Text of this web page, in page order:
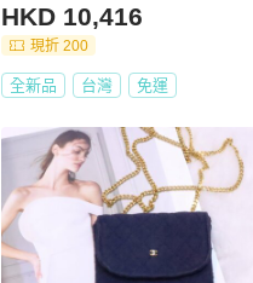
HKD 10,416
現折 200
全新品 台灣 免運